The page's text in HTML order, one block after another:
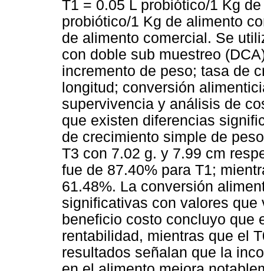
T1 = 0.05 L probiótico/1 Kg
probiótico/1 Kg de alimento
de alimento comercial. Se
con doble sub muestreo
incremento de peso; tasa de
longitud; conversión
supervivencia y análisis de
que existen diferencias
de crecimiento simple de
T3 con 7.02 g. y 7.99 cm
fue de 87.40% para T1;
61.48%. La conversión
significativas con valores
beneficio costo concluyo que
rentabilidad, mientras que el
resultados señalan que la